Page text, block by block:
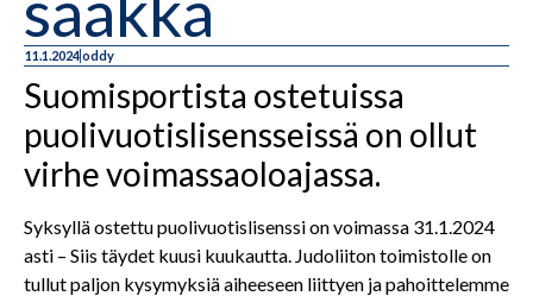
11.1.2024oddy
Suomisportista ostetuissa
puolivuotislisensseissä on ollut
virhe voimassaoloajassa.
Syksyllä ostettu puolivuotislisenssi on voimassa 31.1.2024
asti – Siis täydet kuusi kuukautta. Judoliiton toimistolle on
tullut paljon kysymyksiä aiheeseen liittyen ja pahoittelemme